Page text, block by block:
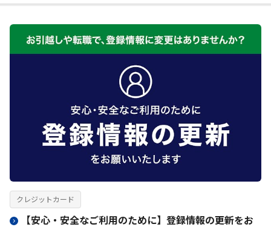
【安心・安全なご利用のために】登録情報の更新をお
クレジットカード